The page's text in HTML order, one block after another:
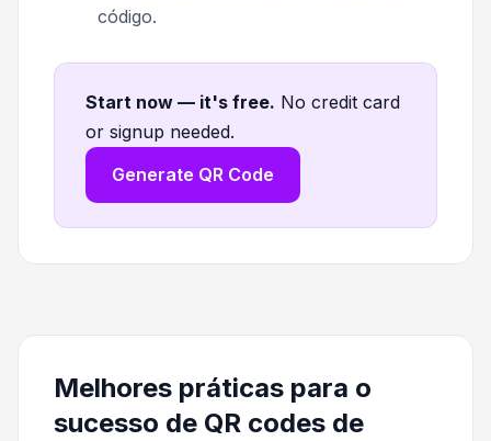
código.
Start now — it's free. No credit card
or signup needed.
Generate QR Code
Melhores práticas para o
sucesso de QR codes de